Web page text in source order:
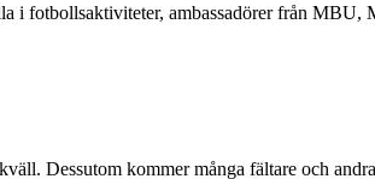
fotbollsaktiviteter, ambassadörer från MBU,
Dessutom kommer många fältare och